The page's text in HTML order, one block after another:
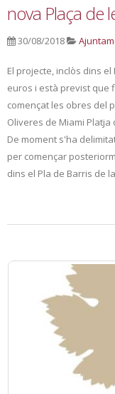
nova Plaça de
30/08/2018
El projecte, inclòs dins
euros i està previst que
començat les obres del
Oliveres de Miami
De moment s'ha
per començar
dins el Pla de Barris de